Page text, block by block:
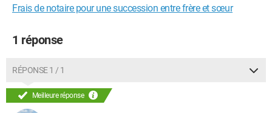
Frais de notaire pour une succession entre frère et sœur
1 réponse
RÉPONSE 1 / 1
Meilleure réponse